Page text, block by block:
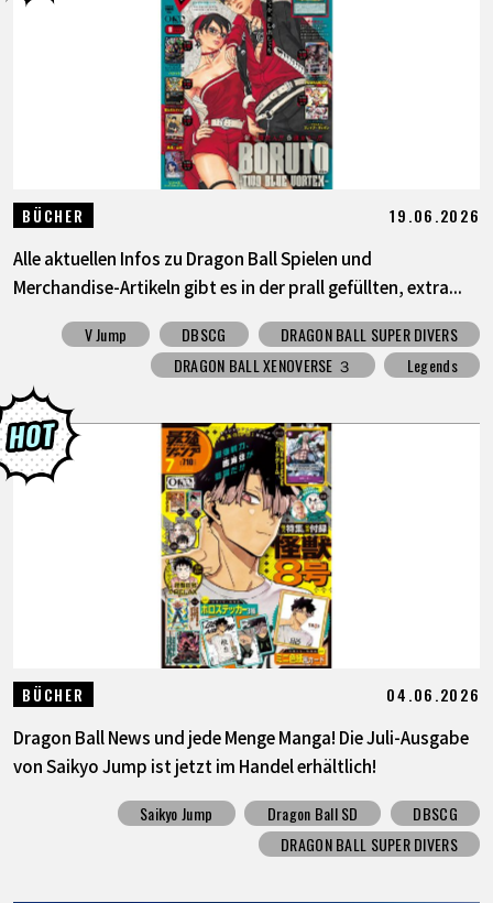
BÜCHER 19.06.2026
Alle aktuellen Infos zu Dragon Ball Spielen und
Merchandise-Artikeln gibt es in der prall gefüllten, extra...
V Jump DBSCG
DRAGON BALL SUPER DIVERS
DRAGON BALL XENOVERSE ３
Legends
BÜCHER 04.06.2026
Dragon Ball News und jede Menge Manga! Die Juli-Ausgabe
von Saikyo Jump ist jetzt im Handel erhältlich!
Saikyo Jump Dragon Ball SD
DBSCG
DRAGON BALL SUPER DIVERS